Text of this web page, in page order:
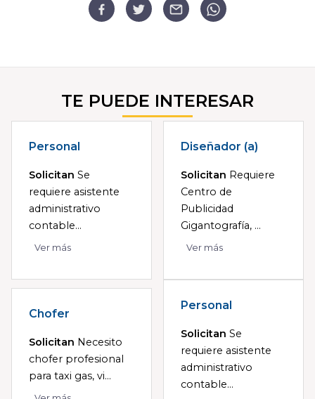
TE PUEDE INTERESAR
Personal
Solicitan Se
requiere asistente
administrativo
contable...
Ver más
Diseñador (a)
Solicitan Requiere
Centro de
Publicidad
Gigantografía, ...
Ver más
Chofer
Solicitan Necesito
chofer profesional
para taxi gas, vi...
Personal
Solicitan Se
requiere asistente
administrativo
contable...